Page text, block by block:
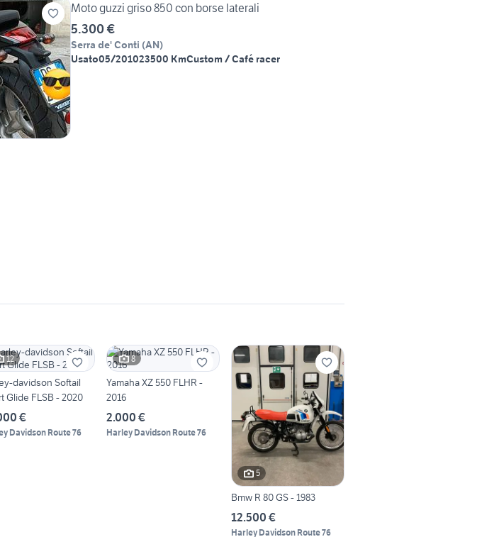
Moto guzzi griso 850 con borse laterali
5.300 €
Serra de' Conti (AN)
Usato05/201023500 KmCustom / Café racer
12
davidson Softail
Glide FLSB - 2020
€
Davidson Route 76
8
Yamaha XZ 550 FLHR -
2016
2.000 €
Harley Davidson Route 76
5
Bmw R 80 GS - 1983
12.500 €
Harley Davidson Route 76